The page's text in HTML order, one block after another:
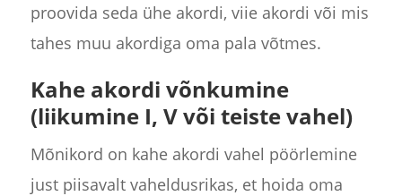
proovida seda ühe akordi, viie akordi või mis
tahes muu akordiga oma pala võtmes.
Kahe akordi võnkumine
(liikumine I, V või teiste vahel)
Mõnikord on kahe akordi vahel pöörlemine
just piisavalt vaheldusrikas, et hoida oma